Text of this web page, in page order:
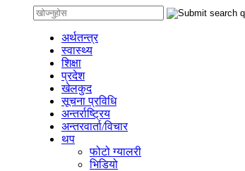
अर्थतन्त्र
स्वास्थ्य
शिक्षा
प्रदेश
खेलकुद
सूचना प्रविधि
अन्तर्राष्ट्रिय
अन्तरवार्ता/विचार
थप
फोटो ग्यालरी
भिडियो